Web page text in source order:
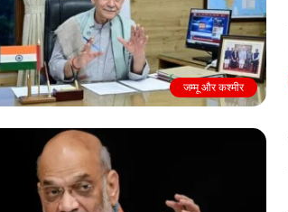
जम्मू और कश्मीर